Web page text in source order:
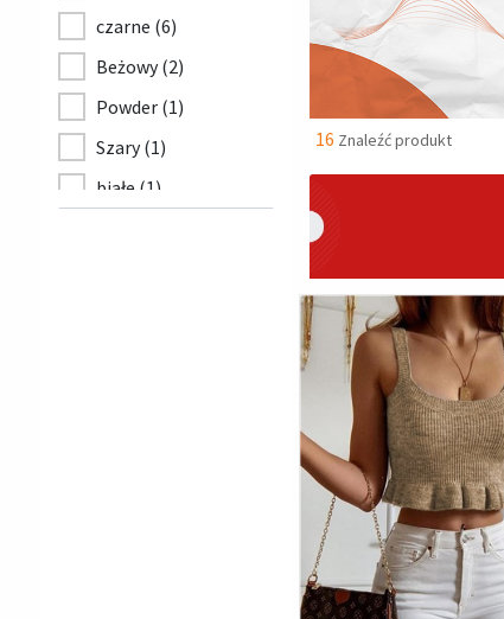
czarne (6)
Beżowy (2)
Powder (1)
Szary (1)
białe (1)
16 Znaleźć produkt